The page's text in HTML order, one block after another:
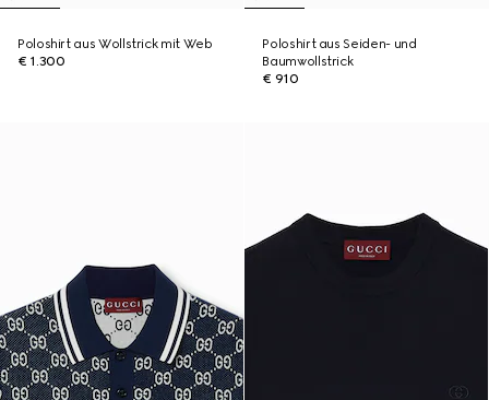
Poloshirt aus Wollstrick mit Web
€ 1.300
Poloshirt aus Seiden- und
Baumwollstrick
€ 910